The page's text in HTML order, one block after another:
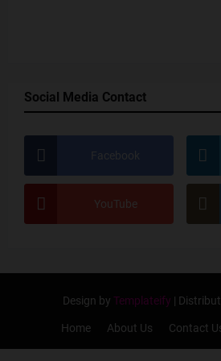
Social Media Contact
Facebook
YouTube
Design by Templateify |
Home About Us Contact